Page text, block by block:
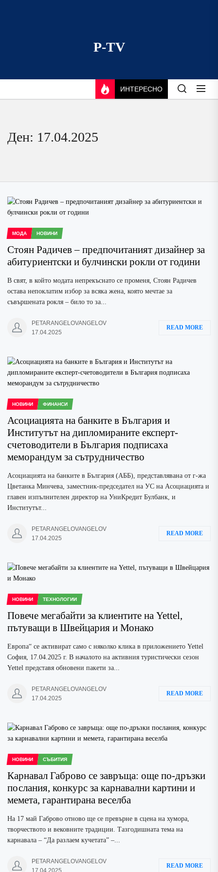
P-TV
ИНТЕРЕСНО
Ден: 17.04.2025
МОДА НОВИНИ
Стоян Радичев – предпочитаният дизайнер за
абитуриентски и булчински рокли от години
В свят, в който модата непрекъснато се променя, Стоян Радичев
остава непоклатим избор за всяка жена, която мечтае за
съвършената рокля – било то за...
PETARANGELOVANGELOV
17.04.2025
READ MORE
НОВИНИ ФИНАНСИ
Асоциацията на банките в България и
Институтът на дипломираните експерт-
счетоводители в България подписаха
меморандум за сътрудничество
Асоциацията на банките в България (АББ), представлявана от г-жа
Цветанка Минчева, заместник-председател на УС на Асоциацията и
главен изпълнителен директор на УниКредит Булбанк, и
Институтът...
PETARANGELOVANGELOV
17.04.2025
READ MORE
НОВИНИ ТЕХНОЛОГИИ
Повече мегабайти за клиентите на Yettel,
пътуващи в Швейцария и Монако
Европа“ се активират само с няколко клика в приложението Yettel
София, 17.04.2025 г. В началото на активния туристически сезон
Yettel представя обновени пакети за...
PETARANGELOVANGELOV
17.04.2025
READ MORE
НОВИНИ СЪБИТИЯ
Карнавал Габрово се завръща: още по-дръзки
послания, конкурс за карнавални картини и
мемета, гарантирана веселба
На 17 май Габрово отново ще се превърне в сцена на хумора,
творчеството и вековните традиции. Тазгодишната тема на
карнавала – “Да разлаем кучетата” –...
PETARANGELOVANGELOV
17.04.2025
READ MORE